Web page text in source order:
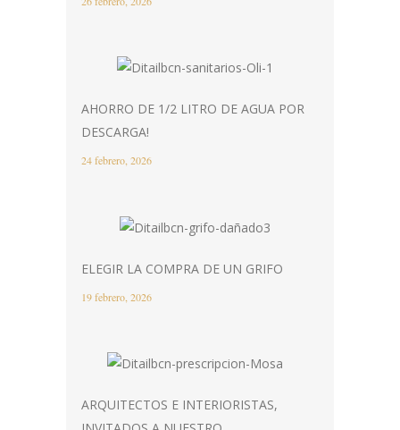
AHORRO DE 1/2 LITRO DE AGUA POR
DESCARGA!
24 febrero, 2026
ELEGIR LA COMPRA DE UN GRIFO
19 febrero, 2026
ARQUITECTOS E INTERIORISTAS,